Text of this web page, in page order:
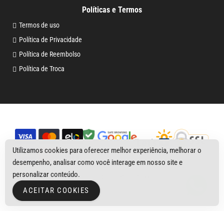
Políticas e Termos
Termos de uso
Política de Privacidade
Política de Reembolso
Política de Troca
Copyright © 2026
CNPJ 29.230.179/0001-55
Utilizamos cookies para oferecer melhor experiência, melhorar o
desempenho, analisar como você interage em nosso site e
personalizar conteúdo.
ACEITAR COOKIES